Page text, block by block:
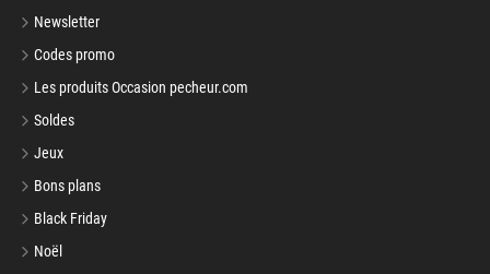
Newsletter
Codes promo
Les produits Occasion pecheur.com
Soldes
Jeux
Bons plans
Black Friday
Noël